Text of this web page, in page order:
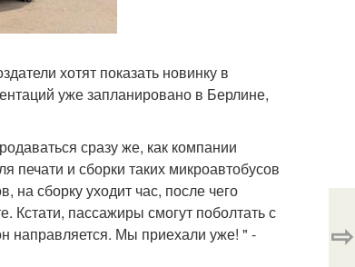
хотят показать новинку в
уже запланировано в Берлине,
сразу же, как компании
печати и сборки таких микроавтобусов
на сборку уходит час, после чего
Кстати, пассажиры смогут поболтать с
направляется. Мы приехали уже! " -
⇨